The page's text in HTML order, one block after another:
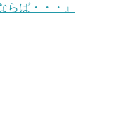
らば・・・』